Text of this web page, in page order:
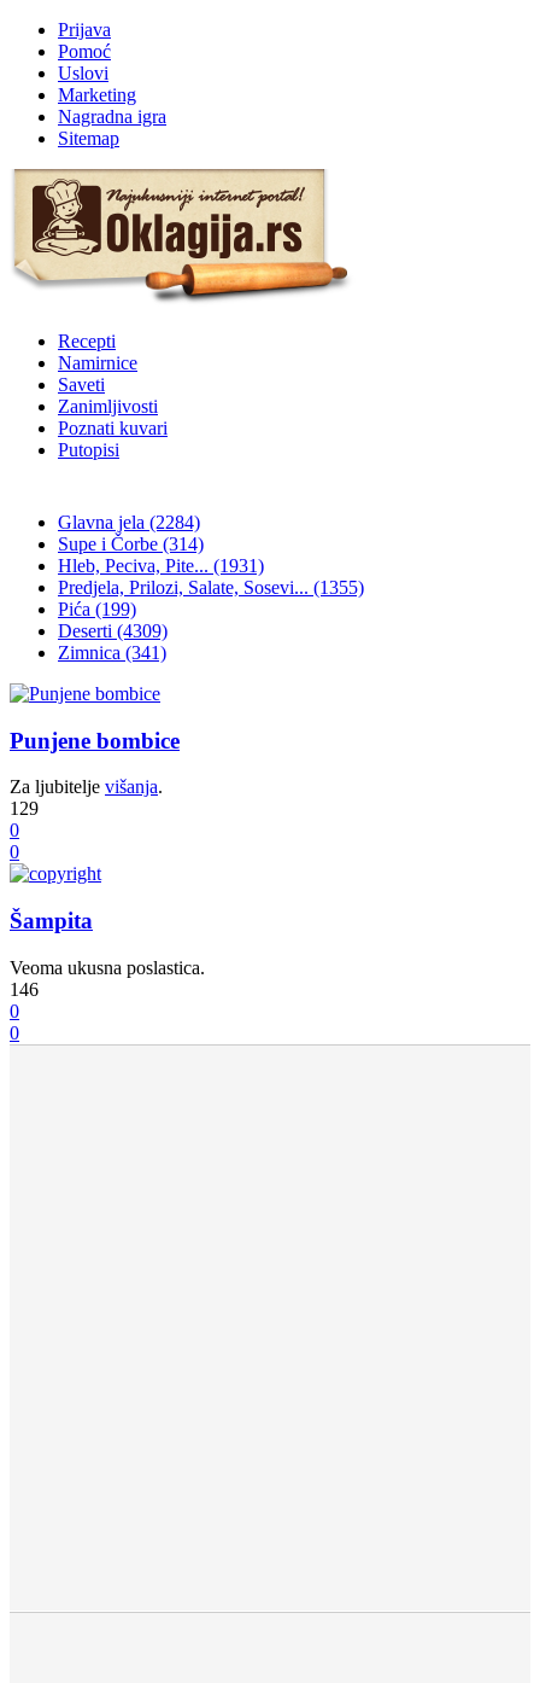
Prijava
Pomoć
Uslovi
Marketing
Nagradna igra
Sitemap
Recepti
Namirnice
Saveti
Zanimljivosti
Poznati kuvari
Putopisi
Glavna jela (2284)
Supe i Čorbe (314)
Hleb, Peciva, Pite... (1931)
Predjela, Prilozi, Salate, Sosevi... (1355)
Pića (199)
Deserti (4309)
Zimnica (341)
Punjene bombice
Za ljubitelje višanja.
129
0
0
Šampita
Veoma ukusna poslastica.
146
0
0